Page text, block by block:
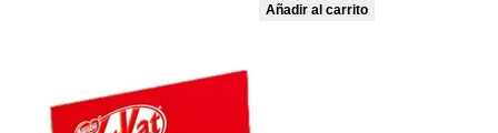
Añadir al carrito